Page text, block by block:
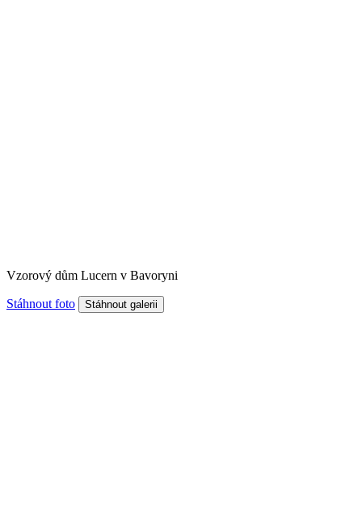
Vzorový dům Lucern v Bavoryni
Stáhnout foto